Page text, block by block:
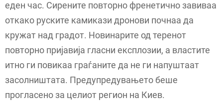
еден час. Сирените повторно френетично завиваа
откако руските камикази дронови почнаа да
кружат над градот. Новинарите од теренот
повторно пријавија гласни експлозии, а властите
итно ги повикаа граѓаните да не ги напуштаат
засолништата. Предупредувањето беше
прогласено за целиот регион на Киев.